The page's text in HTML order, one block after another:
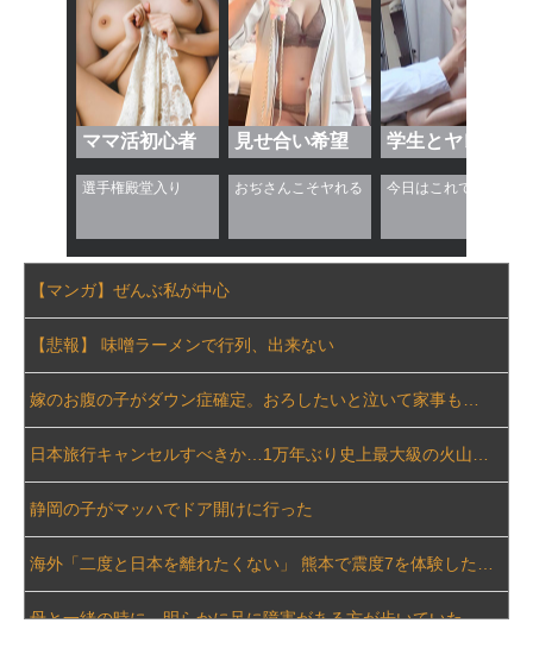
同窓会帰りに既婚チ〇ポつまみ食いする一般人みさき(27)
【朗報】えいようかんとかいうコスパ最強の保存食
窓に座ってオナ○ーしているギャルがイって満足したようだｗｗｗ
無職転生の重婚の話がキモイってまた盛り上がってる
【悲報】渡邊渚さん「キスしろ」というヤジからパニックに・・・・・・・・・
【画像】マクドナルド、明日から発売のポケモンハッピーセットに個数制限を設けるｗｗｗ
彼女の家で恐怖の手帳を発見してしまった、、、、
ママ活初心者 見せ合い希望 学生とヤレる
【マンガ】ぜんぶ私が中心
【悲報】 味噌ラーメンで行列、出来ない
静岡の子がマッハでドア開けに行った
母と一緒の時に、明らかに足に障害がある方が歩いていた。母「なんであんな歩き方なの？ふざけてるの？」